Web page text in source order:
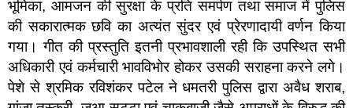
भूमिका, आमजन की सुरक्षा के प्रति समर्पण तथा समाज में पुलिस
की सकारात्मक छवि का अत्यंत सुंदर एवं प्रेरणादायी वर्णन किया
गया। गीत की प्रस्तुति इतनी प्रभावशाली रही कि उपस्थित सभी
अधिकारी एवं कर्मचारी भावविभोर होकर उसकी सराहना करने लगे।
पेशे से श्रमिक रविशंकर पटेल ने धमतरी पुलिस द्वारा अवैध शराब,